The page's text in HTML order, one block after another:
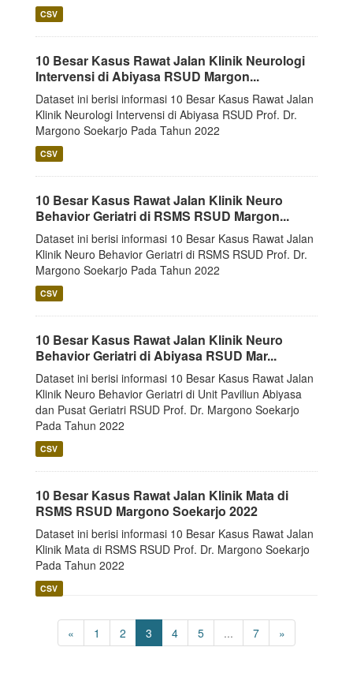
CSV
10 Besar Kasus Rawat Jalan Klinik Neurologi
Intervensi di Abiyasa RSUD Margon...
Dataset ini berisi informasi 10 Besar Kasus Rawat Jalan
Klinik Neurologi Intervensi di Abiyasa RSUD Prof. Dr.
Margono Soekarjo Pada Tahun 2022
CSV
10 Besar Kasus Rawat Jalan Klinik Neuro
Behavior Geriatri di RSMS RSUD Margon...
Dataset ini berisi informasi 10 Besar Kasus Rawat Jalan
Klinik Neuro Behavior Geriatri di RSMS RSUD Prof. Dr.
Margono Soekarjo Pada Tahun 2022
CSV
10 Besar Kasus Rawat Jalan Klinik Neuro
Behavior Geriatri di Abiyasa RSUD Mar...
Dataset ini berisi informasi 10 Besar Kasus Rawat Jalan
Klinik Neuro Behavior Geriatri di Unit Paviliun Abiyasa
dan Pusat Geriatri RSUD Prof. Dr. Margono Soekarjo
Pada Tahun 2022
CSV
10 Besar Kasus Rawat Jalan Klinik Mata di
RSMS RSUD Margono Soekarjo 2022
Dataset ini berisi informasi 10 Besar Kasus Rawat Jalan
Klinik Mata di RSMS RSUD Prof. Dr. Margono Soekarjo
Pada Tahun 2022
CSV
« 1 2 3 4 5 ... 7 »